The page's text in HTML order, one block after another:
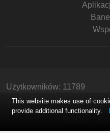
Użytkowników: 11789
Copyright ©
This website makes use of
provide additional functionality.